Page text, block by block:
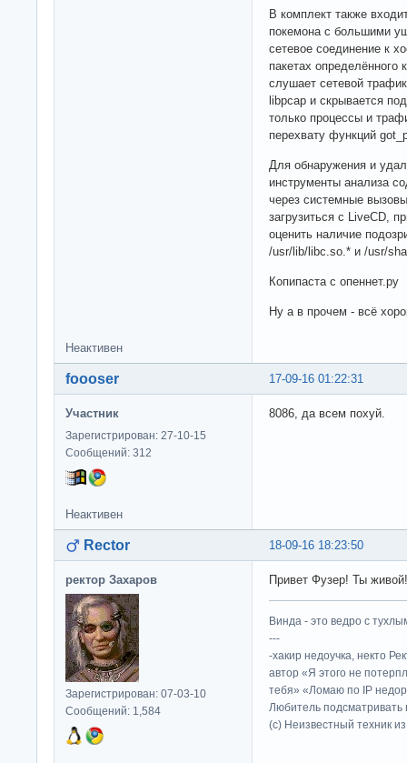
В комплект также
покемона с большими
сетевое соединение к
пакетах определённого
слушает сетевой
libpcap и скрывается
только процессы и
перехвату функций
Для обнаружения и
инструменты анализа
через системные
загрузиться c LiveCD,
оценить наличие
/usr/lib/libc.so.* и /usr/
Копипаста с опеннет.ру
Ну а в прочем - всё
Неактивен
17-09-16 01:22:31
foooser
Участник
Зарегистрирован: 27-10-15
Сообщений: 312
8086, да всем похуй.
Неактивен
18-09-16 18:23:50
Rector
ректор Захаров
Зарегистрирован: 07-03-10
Сообщений: 1,584
Привет Фузер! Ты
Винда - это ведро с
---
-хакир недоучка, некто
автор «Я этого не
тебя» «Ломаю по IP
Любитель подсматривать
(c) Неизвестный техник